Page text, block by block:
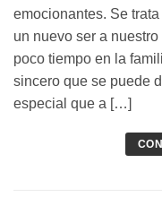
emocionantes. Se
un nuevo ser a
poco tiempo en la
sincero que se puede
especial que a […]